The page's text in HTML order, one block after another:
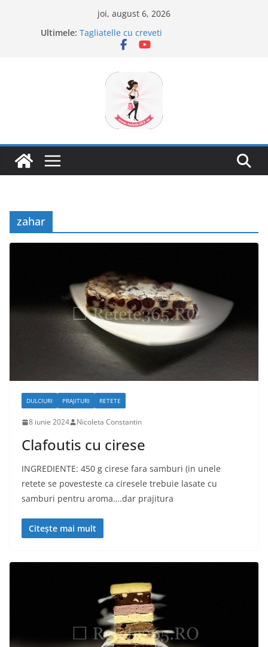
joi, august 6, 2026
Ultimele: Tagliatelle cu creveti
Clafoutis cu cirese
Savarine
zahar
DULCIURI PRAJITURI RETETE
8 iunie 2024 Nicoleta Constantin
Clafoutis cu cirese
INGREDIENTE: 450 g cirese fara samburi (in unele
retete se povesteste ca ciresele trebuie lasate cu
samburi pentru aroma….dar prajitura
Citește mai mult